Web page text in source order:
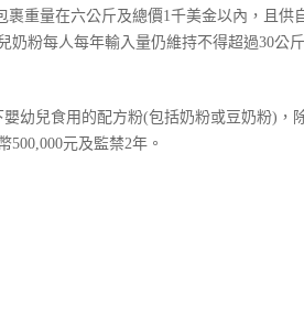
重量在六公斤及總價1千美金以內，且供
奶粉每人每年輸入量仍維持不得超過30公
幼兒食用的配方粉(包括奶粉或豆奶粉)，
元及監禁2年。